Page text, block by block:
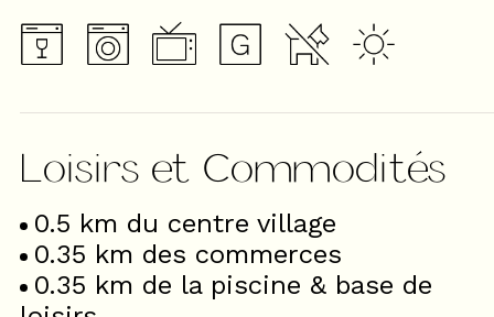
Loisirs et Commodités
0.5 km du centre village
0.35 km des commerces
0.35 km de la piscine & base de